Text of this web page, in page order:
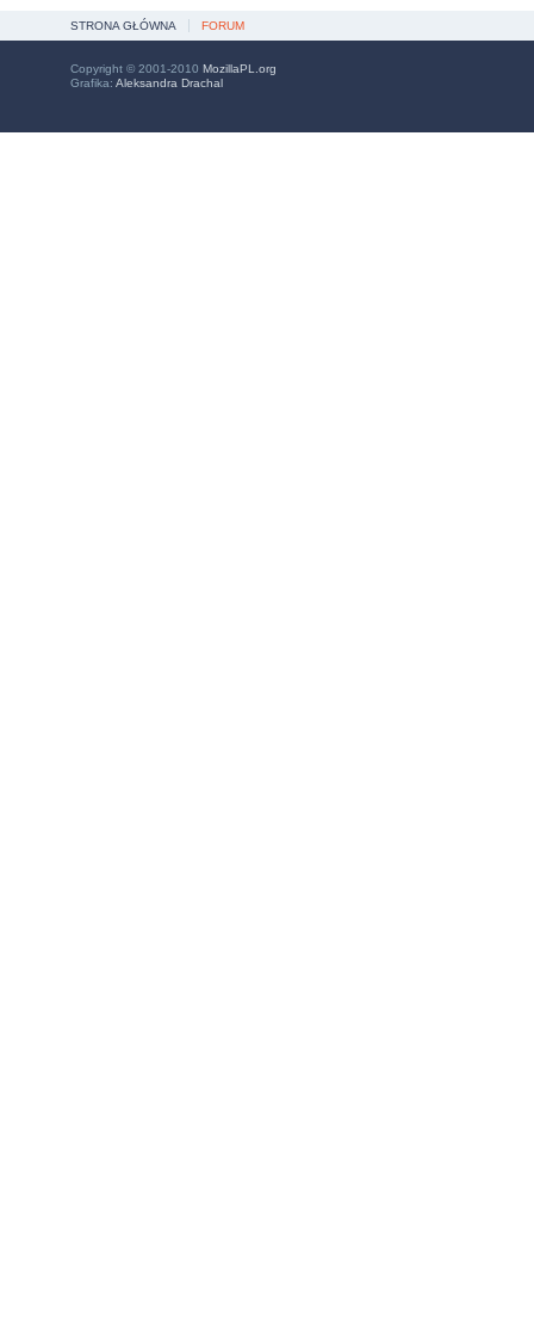
STRONA GŁÓWNA FORUM
Copyright © 2001-2010 MozillaPL.org
Grafika: Aleksandra Drachal